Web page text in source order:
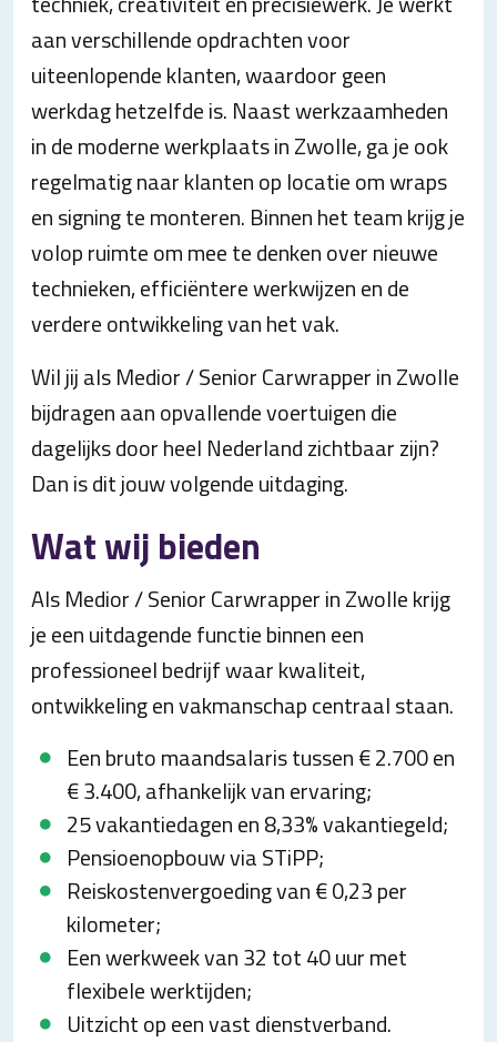
aan verschillende opdrachten voor
uiteenlopende klanten, waardoor geen
werkdag hetzelfde is. Naast werkzaamheden
in de moderne werkplaats in Zwolle, ga je ook
regelmatig naar klanten op locatie om wraps
en signing te monteren. Binnen het team krijg je
volop ruimte om mee te denken over nieuwe
technieken, efficiëntere werkwijzen en de
verdere ontwikkeling van het vak.
Wil jij als Medior / Senior Carwrapper in Zwolle
bijdragen aan opvallende voertuigen die
dagelijks door heel Nederland zichtbaar zijn?
Dan is dit jouw volgende uitdaging.
Wat wij bieden
Als Medior / Senior Carwrapper in Zwolle krijg
je een uitdagende functie binnen een
professioneel bedrijf waar kwaliteit,
ontwikkeling en vakmanschap centraal staan.
Een bruto maandsalaris tussen € 2.700 en
€ 3.400, afhankelijk van ervaring;
25 vakantiedagen en 8,33% vakantiegeld;
Pensioenopbouw via STiPP;
Reiskostenvergoeding van € 0,23 per
kilometer;
Een werkweek van 32 tot 40 uur met
flexibele werktijden;
Uitzicht op een vast dienstverband.